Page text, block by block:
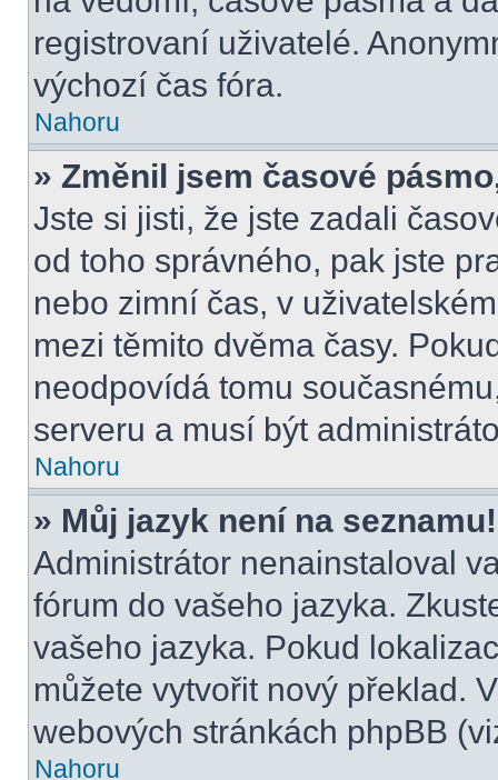
registrovaní uživatelé.
výchozí čas fóra.
Nahoru
» Změnil jsem časové
Jste si jisti, že jste zadali
od toho správného, pak jste
nebo zimní čas, v
mezi těmito dvěma časy.
neodpovídá tomu
serveru a musí být
Nahoru
» Můj jazyk není na seznamu!
Administrátor nenainstaloval
fórum do vašeho jazyka.
vašeho jazyka. Pokud
můžete vytvořit nový překlad.
webových stránkách phpBB
Nahoru